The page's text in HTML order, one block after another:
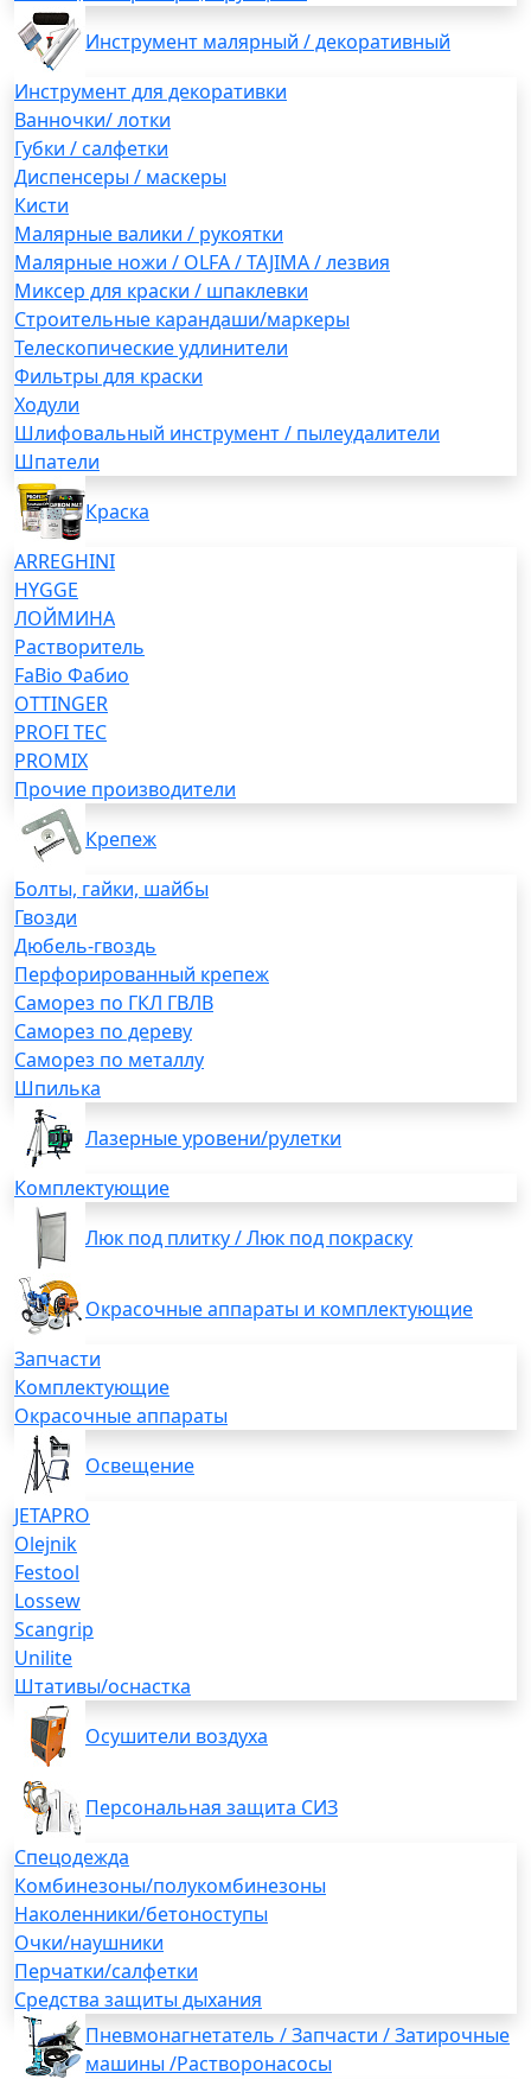
Инструмент малярный / декоративный
Инструмент для декоративки
Ванночки/ лотки
Губки / салфетки
Диспенсеры / маскеры
Кисти
Малярные валики / рукоятки
Малярные ножи / OLFA / TAJIMA / лезвия
Миксер для краски / шпаклевки
Строительные карандаши/маркеры
Телескопические удлинители
Фильтры для краски
Ходули
Шлифовальный инструмент / пылеудалители
Шпатели
Краска
ARREGHINI
HYGGE
ЛОЙМИНА
Растворитель
FaBio Фабио
OTTINGER
PROFI TEC
PROMIX
Прочие производители
Крепеж
Болты, гайки, шайбы
Гвозди
Дюбель-гвоздь
Перфорированный крепеж
Саморез по ГКЛ ГВЛВ
Саморез по дереву
Саморез по металлу
Шпилька
Лазерные уровени/рулетки
Комплектующие
Люк под плитку / Люк под покраску
Окрасочные аппараты и комплектующие
Запчасти
Комплектующие
Окрасочные аппараты
Освещение
JETAPRO
Olejnik
Festool
Lossew
Scangrip
Unilite
Штативы/оснастка
Осушители воздуха
Персональная защита СИЗ
Спецодежда
Комбинезоны/полукомбинезоны
Наколенники/бетоноступы
Очки/наушники
Перчатки/салфетки
Средства защиты дыхания
Пневмонагнетатель / Запчасти / Затирочные
машины /Растворонасосы